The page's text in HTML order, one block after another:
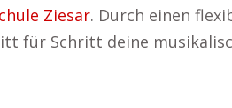
Ziesar. Durch einen
für Schritt deine